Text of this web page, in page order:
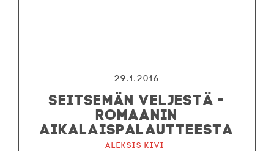
29.1.2016
SEITSEMÄN VELJESTÄ -
ROMAANIN
AIKALAISPALAUTTEESTA
Aleksis Kivi